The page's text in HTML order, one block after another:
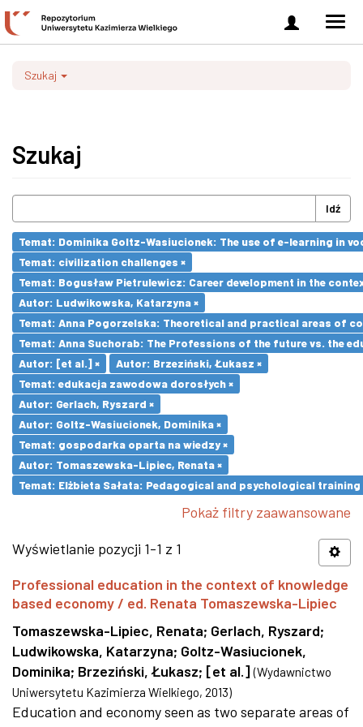
Zaloguj
się
Szukaj
Szukaj
Idź
Temat: Dominika Goltz-Wasiucionek: The use of e-learning in
Temat: civilization challenges ×
Temat: Bogusław Pietrulewicz: Career development in the
Autor: Ludwikowska, Katarzyna ×
Temat: Anna Pogorzelska: Theoretical and practical areas of
Temat: Anna Suchorab: The Professions of the future vs. the
Autor: [et al.] ×
Autor: Brzeziński, Łukasz ×
Temat: edukacja zawodowa dorosłych ×
Autor: Gerlach, Ryszard ×
Autor: Goltz-Wasiucionek, Dominika ×
Temat: gospodarka oparta na wiedzy ×
Autor: Tomaszewska-Lipiec, Renata ×
Temat: Elżbieta Sałata: Pedagogical and psychological
Pokaż filtry zaawansowane
Wyświetlanie pozycji 1-1 z 1
Professional education in the context of knowledge
based economy / ed. Renata Tomaszewska-Lipiec
Tomaszewska-Lipiec, Renata; Gerlach, Ryszard;
Ludwikowska, Katarzyna; Goltz-Wasiucionek,
Dominika; Brzeziński, Łukasz; [et al.] (Wydawnictwo
Uniwersytetu Kazimierza Wielkiego, 2013)
Education and economy seen as two separate areas of